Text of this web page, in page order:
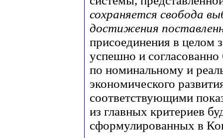
сохраняется свобода
достижения
присоединения в целом
успешно и
по номинальному и
экономического
соответствующими
из главных критериев
сформулированных в